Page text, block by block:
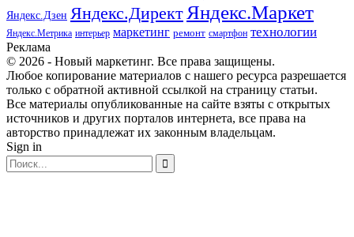
Яндекс.Дзен Яндекс.ДиректЯндекс.Маркет
Яндекс.Метрика интерьер маркетинг ремонт смартфон технологии
Реклама
© 2026 - Новый маркетинг. Все права защищены.
Любое копирование материалов с нашего ресурса разрешается
только с обратной активной ссылкой на страницу статьи.
Все материалы опубликованные на сайте взяты с открытых
источников и других порталов интернета, все права на
авторство принадлежат их законным владельцам.
Sign in